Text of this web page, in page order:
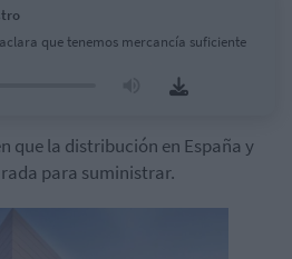
que tenemos mercancía suficiente
que la distribución en España y
para suministrar.